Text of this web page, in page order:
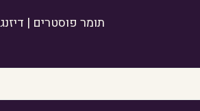
תומר פוסטרים |